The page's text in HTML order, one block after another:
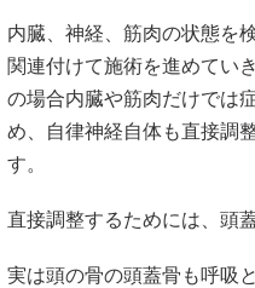
内臓、神経、筋肉の状態を
関連付けて施術を進めてい
の場合内臓や筋肉だけでは
め、自律神経自体も直接調
す。
直接調整するためには、頭
実は頭の骨の頭蓋骨も呼吸